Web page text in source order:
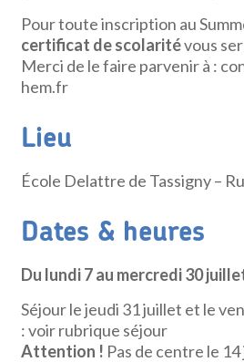
Pour toute inscription au
certificat de scolaritévous
Merci de le faire parvenir à :
hem.fr
Lieu
École Delattre de Tassigny –
Dates & heures
Du lundi 7 au mercredi 30
Séjour le jeudi 31 juillet et le
: voir rubrique séjour
Attention ! Pas de centre le